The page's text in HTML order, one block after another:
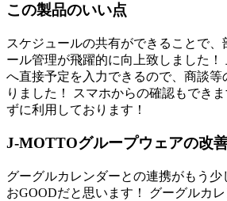
この製品のいい点
スケジュールの共有ができることで、
ール管理が飛躍的に向上致しました
へ直接予定を入力できるので、商談等
りました！ スマホからの確認もでき
ずに利用しております！
J-MOTTOグループウェアの改
グーグルカレンダーとの連携がもう
おGOODだと思います！ グーグルカ